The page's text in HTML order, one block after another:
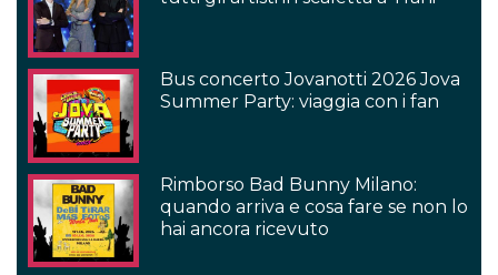
Bus concerto Jovanotti 2026 Jova
Summer Party: viaggia con i fan
Rimborso Bad Bunny Milano:
quando arriva e cosa fare se non lo
hai ancora ricevuto